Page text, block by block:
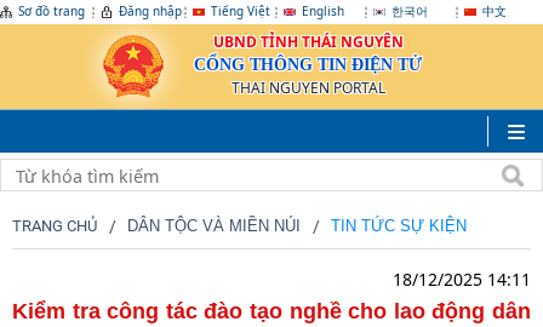
Sơ đồ trang Đăng nhập Tiếng Việt English 한국어 中文
UBND TỈNH THÁI NGUYÊN
CỔNG THÔNG TIN ĐIỆN TỬ
THAI NGUYEN PORTAL
TRANG CHỦ DÂN TỘC VÀ MIỀN NÚI TIN TỨC SỰ KIỆN
18/12/2025 14:11
Kiểm tra công tác đào tạo nghề cho lao động dân